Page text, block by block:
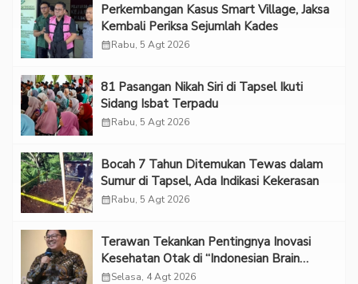
Perkembangan Kasus Smart Village, Jaksa
Kembali Periksa Sejumlah Kades
calendar_monthRabu, 5 Agt 2026
81 Pasangan Nikah Siri di Tapsel Ikuti
Sidang Isbat Terpadu
calendar_monthRabu, 5 Agt 2026
Bocah 7 Tahun Ditemukan Tewas dalam
Sumur di Tapsel, Ada Indikasi Kekerasan
calendar_monthRabu, 5 Agt 2026
Terawan Tekankan Pentingnya Inovasi
Kesehatan Otak di “Indonesian Brain
Forum 2026 UPN Veteran Jakarta”
calendar_monthSelasa, 4 Agt 2026